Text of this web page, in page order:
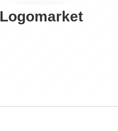
Logomarket